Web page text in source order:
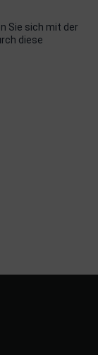
Sie sich mit der
diese